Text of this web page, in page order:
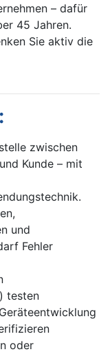
– dafür
45 Jahren.
Sie aktiv die
zwischen
Kunde – mit
und
Fehler
testen
oder